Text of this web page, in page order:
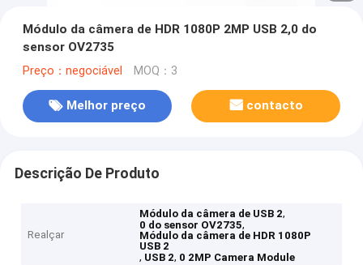
Módulo da câmera de HDR 1080P 2MP USB 2,0 do
sensor OV2735
Preço：negociável MOQ：3
Melhor preço contacto
Descrição De Produto
Realçar
Módulo da câmera de USB 2,
0 do sensor OV2735,
Módulo da câmera de HDR 1080P
USB 2
, USB 2, 0 2MP Camera Module